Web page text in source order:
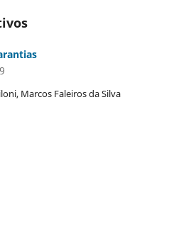
Marcos Faleiros da Silva